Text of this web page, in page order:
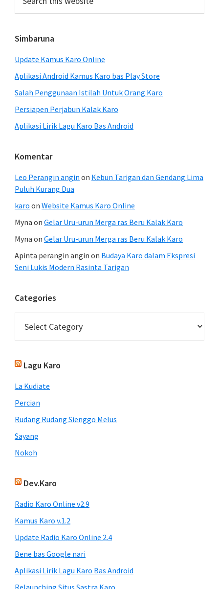
this
Simbaruna
Update Kamus Karo Online
Aplikasi Android Kamus Karo bas Play Store
Salah Penggunaan Istilah Untuk Orang Karo
Persiapen Perjabun Kalak Karo
Aplikasi Lirik Lagu Karo Bas Android
Komentar
Leo Perangin angin on Kebun Tarigan dan Gendang Lima
Puluh Kurang Dua
karo on Website Kamus Karo Online
Myna on Gelar Uru-urun Merga ras Beru Kalak Karo
Myna on Gelar Uru-urun Merga ras Beru Kalak Karo
Apinta perangin angin on Budaya Karo dalam Ekspresi
Seni Lukis Modern Rasinta Tarigan
Categories
Lagu Karo
La Kudiate
Percian
Rudang Rudang Sienggo Melus
Sayang
Nokoh
Dev.Karo
Radio Karo Online v2.9
Kamus Karo v.1.2
Update Radio Karo Online 2.4
Bene bas Google nari
Aplikasi Lirik Lagu Karo Bas Android
Relaunching Situs Sastra Karo